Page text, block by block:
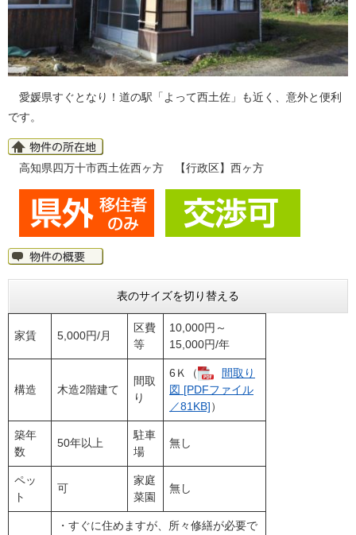
愛媛県すぐとなり！道の駅「よって西土佐」も近く、意外と便利
です。
高知県四万十市西土佐西ヶ方 【行政区】西ヶ方
表のサイズを切り替える
家賃 5,000円/月
区費
等
10,000円～
15,000円/年
構造 木造2階建て
間取
り
6Ｋ（
間取り
図 [PDFファイル
／81KB]）
築年
数
50年以上
駐車
場
無し
ペッ
ト
可
家庭
菜園
無し
・すぐに住めますが、所々修繕が必要で